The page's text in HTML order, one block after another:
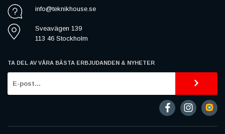
info@teknikhouse.se
Sveavägen 139
113 46 Stockholm
TA DEL AV VÅRA BÄSTA ERBJUDANDEN & NYHETER